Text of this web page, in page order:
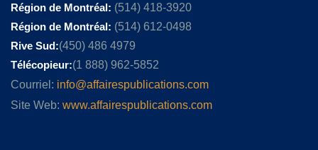
Région de Montréal: (514) 418-3920
Région de Montréal: (514) 612-0498
Rive Sud:(450) 486 4979
Télécopieur:(1 888) 962-5852
Courriel: info@affairespublications.com
Site Web: www.affairespublications.com